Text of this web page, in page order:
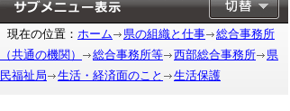
現在の位置： ホーム 県の組織と仕事
総合事務所
（共通の機関）
総合事務所等 西部総合事務所
県
民福祉局
生活・経済面のこと 生活保護